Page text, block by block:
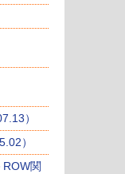
）
）
関